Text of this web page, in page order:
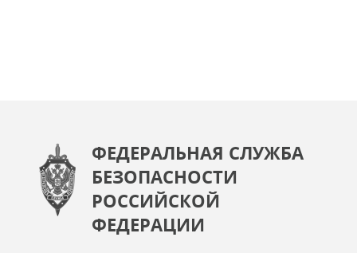
ФЕДЕРАЛЬНАЯ СЛУЖБА
БЕЗОПАСНОСТИ
РОССИЙСКОЙ
ФЕДЕРАЦИИ